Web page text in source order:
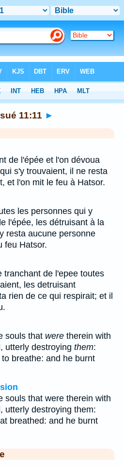
11:11 ►
de l'épée et l'on dévoua
s'y trouvaient, il ne resta
et l'on mit le feu à Hatsor.
les personnes qui y
l'épée, les détruisant à la
resta aucune personne
feu Hatsor.
tranchant de l'epee toutes
les detruisant
rien de ce qui respirait; et il
souls that were therein with
utterly destroying them:
breathe: and he burnt
souls that were therein with
utterly destroying them:
breathed: and he burnt